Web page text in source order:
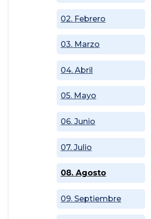
02. Febrero
03. Marzo
04. Abril
05. Mayo
06. Junio
07. Julio
08. Agosto
09. Septiembre